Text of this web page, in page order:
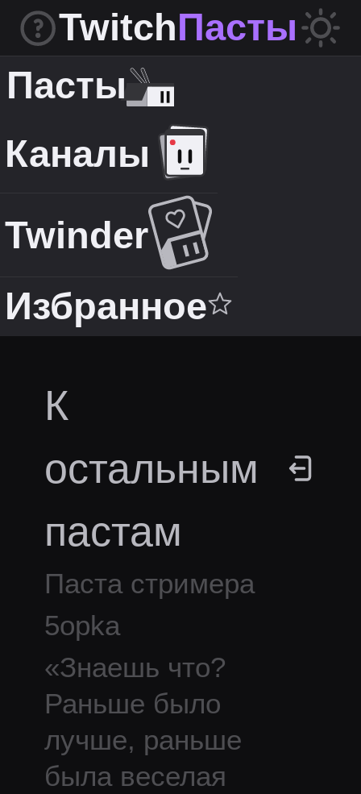
TwitchПасты
Пасты
Каналы
Twinder
Избранное
К
остальным
пастам
Паста стримера
5opka
«Знаешь что?
Раньше было
лучше, раньше
была веселая